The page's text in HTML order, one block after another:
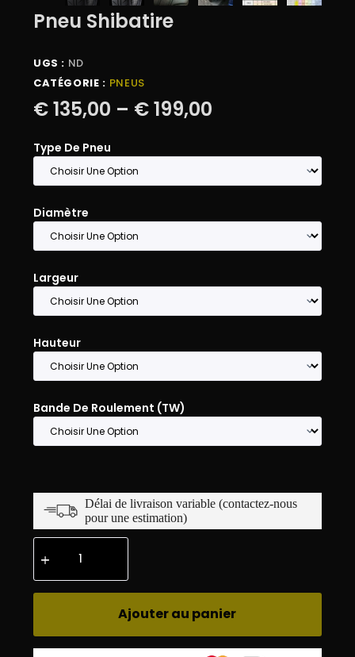
Pneu Shibatire
UGS : ND
CATÉGORIE : PNEUS
€135,00 – €199,00
Type De Pneu
Diamètre
Largeur
Hauteur
Bande De Roulement (TW)
Délai de livraison variable (contactez-nous
pour une estimation)
Ajouter au panier